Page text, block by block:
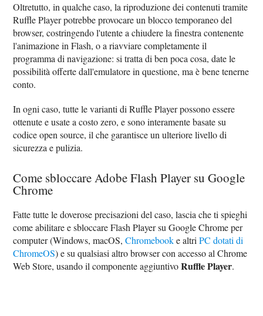
Oltretutto, in qualche caso, la riproduzione dei contenuti tramite
Ruffle Player potrebbe provocare un blocco temporaneo del
browser, costringendo l'utente a chiudere la finestra contenente
l'animazione in Flash, o a riavviare completamente il
programma di navigazione: si tratta di ben poca cosa, date le
possibilità offerte dall'emulatore in questione, ma è bene tenerne
conto.
In ogni caso, tutte le varianti di Ruffle Player possono essere
ottenute e usate a costo zero, e sono interamente basate su
codice open source, il che garantisce un ulteriore livello di
sicurezza e pulizia.
Come sbloccare Adobe Flash Player su Google
Chrome
Fatte tutte le doverose precisazioni del caso, lascia che ti spieghi
come abilitare e sbloccare Flash Player su Google Chrome per
computer (Windows, macOS,Chromebooke altriPC dotati di
ChromeOS) e su qualsiasi altro browser con accesso al Chrome
Web Store, usando il componente aggiuntivoRuffle Player.